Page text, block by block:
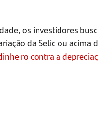
os investidores
da Selic ou acima
contra a